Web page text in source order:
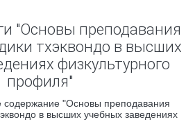
"Основы преподавания
тхэквондо в высших
физкультурного
профиля"
содержание "Основы преподавания
в высших учебных заведениях